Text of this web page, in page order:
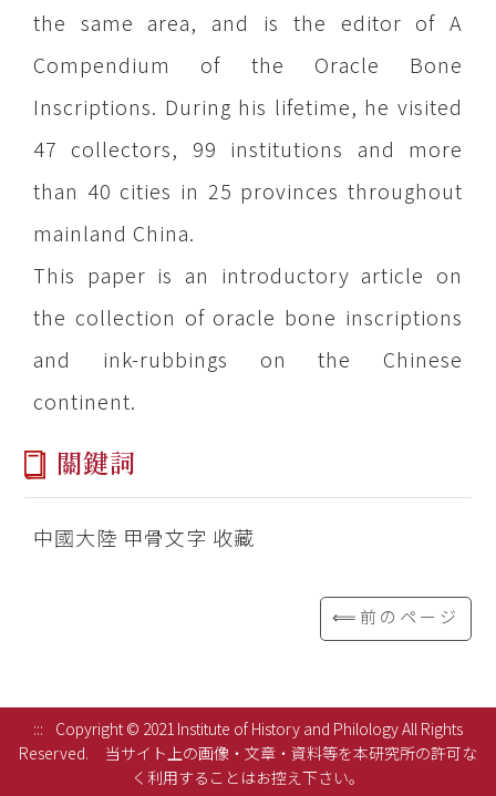
the same area, and is the editor of A
Compendium of the Oracle Bone
Inscriptions. During his lifetime, he visited
47 collectors, 99 institutions and more
than 40 cities in 25 provinces throughout
mainland China.
This paper is an introductory article on
the collection of oracle bone inscriptions
and ink-rubbings on the Chinese
continent.
關鍵詞
中國大陸 甲骨文字 收藏
⟸前のページ
:::
Copyright © 2021 Institute of History and Philology All Rights
Reserved.
当サイト上の画像・文章・資料等を本研究所の許可な
く利用することはお控え下さい。